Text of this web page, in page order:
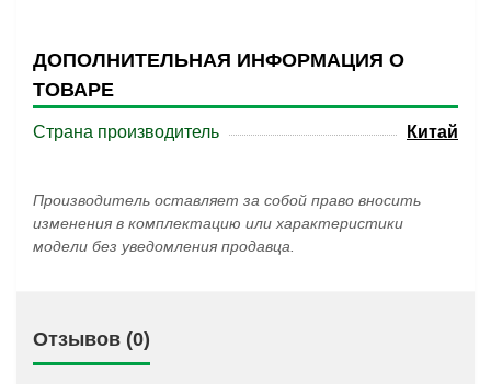
ДОПОЛНИТЕЛЬНАЯ ИНФОРМАЦИЯ О
ТОВАРЕ
Страна производитель Китай
Производитель оставляет за собой право вносить
изменения в комплектацию или характеристики
модели без уведомления продавца.
Отзывов (0)